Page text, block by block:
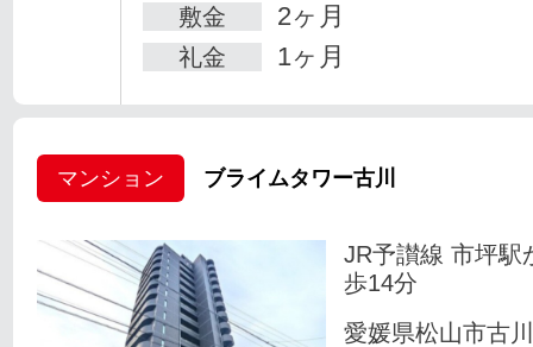
敷金 2ヶ月
礼金 1ヶ月
マンション ブライムタワー古川
JR予讃線 市坪駅
歩14分
愛媛県松山市古